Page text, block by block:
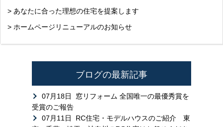
> あなたに合った理想の住宅を提案します
> ホームページリニューアルのお知らせ
ブログの最新記事
07月18日
窓リフォーム 全国唯一の最優秀賞を
受賞のご報告
07月11日
RC住宅・モデルハウスのご紹介 東